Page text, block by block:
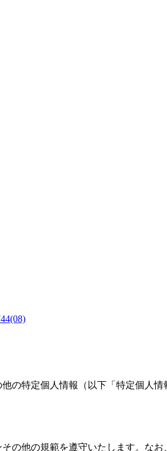
の特定個人情報（以下「特定個人
の他の規範を遵守いたします。な